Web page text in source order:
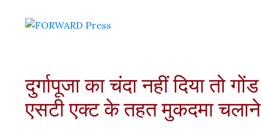
दुर्गापूजा का चंदा नहीं दिया तो
एसटी एक्ट के तहत मुकदमा